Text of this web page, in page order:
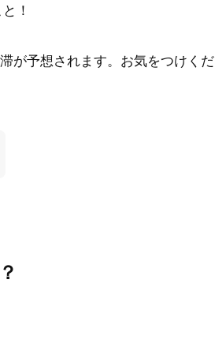
！
が予想されます。お気をつけくだ